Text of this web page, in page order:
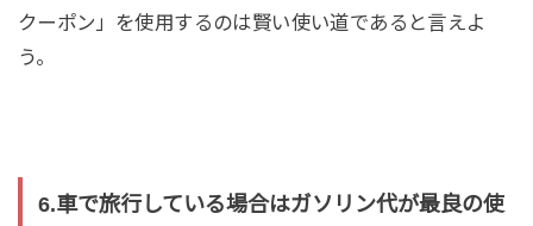
クーポン」を使用するのは賢い使い道であると言えよ
う。
6.車で旅行している場合はガソリン代が最良の使